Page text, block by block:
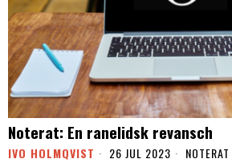
Noterat: En ranelidsk revansch
IVO HOLMQVIST 26 JUL 2023 NOTERAT